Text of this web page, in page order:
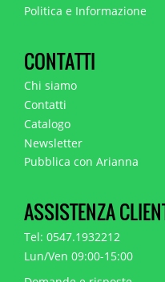
Politica e Informazione
CONTATTI
Chi siamo
Contatti
Catalogo
Newsletter
Pubblica con Arianna
ASSISTENZA
Tel: 0547.1932212
Lun/Ven 09:00-15:00